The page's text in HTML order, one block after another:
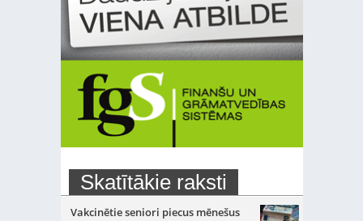
Skatītākie raksti
Vakcinētie seniori piecus mēnešus